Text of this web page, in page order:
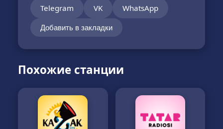
Telegram VK WhatsApp
Добавить в закладки
Похожие станции